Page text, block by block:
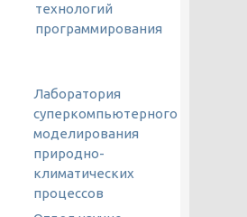
технологий
программирования
Лаборатория
суперкомпьютерного
моделирования
природно-
климатических
процессов